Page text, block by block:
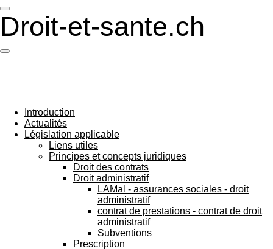
Passer
au
contenu
Droit-et-sante.ch
Introduction
Actualités
Législation applicable
Liens utiles
Principes et concepts juridiques
Droit des contrats
Droit administratif
LAMal - assurances sociales - droit
administratif
contrat de prestations - contrat de droit
administratif
Subventions
Prescription